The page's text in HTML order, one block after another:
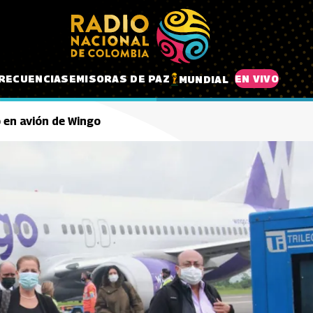
EMISORAS DE PAZ MUNDIAL EN VIVO
avión de Wingo